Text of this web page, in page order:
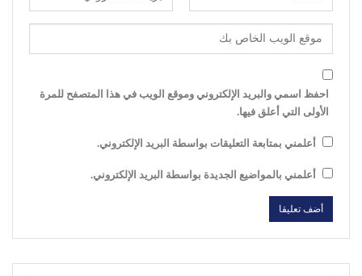
احفظ اسمي والبريد الإلكتروني وموقع الويب في هذا المتصفح للمرة
الأولى التي أعلق فيها.
أعلمني بمتابعة التعليقات بواسطة البريد الإلكتروني.
أعلمني بالمواضيع الجديدة بواسطة البريد الإلكتروني.